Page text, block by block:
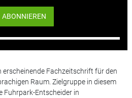
ABONNIEREN
Fachzeitschrift für den
Raum. Zielgruppe in diesem
Fuhrpark-Entscheider in